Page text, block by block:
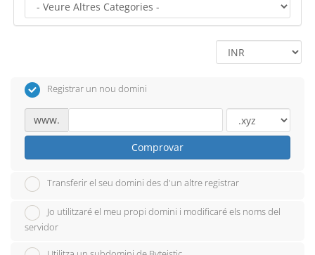
Registrar un nou domini
www.
Comprovar
Transferir el seu domini des d'un altre registrar
Jo utilitzaré el meu propi domini i modificaré els noms del
servidor